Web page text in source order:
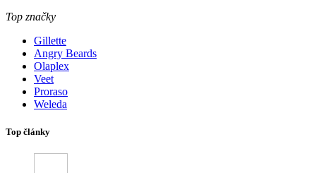
Top značky
Gillette
Angry Beards
Olaplex
Veet
Proraso
Weleda
Top články